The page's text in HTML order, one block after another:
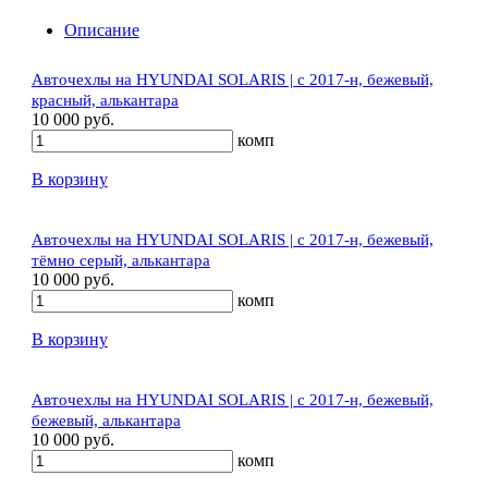
Описание
Авточехлы на HYUNDAI SOLARIS | с 2017-н, бежевый,
красный, алькантара
10 000 руб.
комп
В корзину
Авточехлы на HYUNDAI SOLARIS | с 2017-н, бежевый,
тёмно серый, алькантара
10 000 руб.
комп
В корзину
Авточехлы на HYUNDAI SOLARIS | с 2017-н, бежевый,
бежевый, алькантара
10 000 руб.
комп